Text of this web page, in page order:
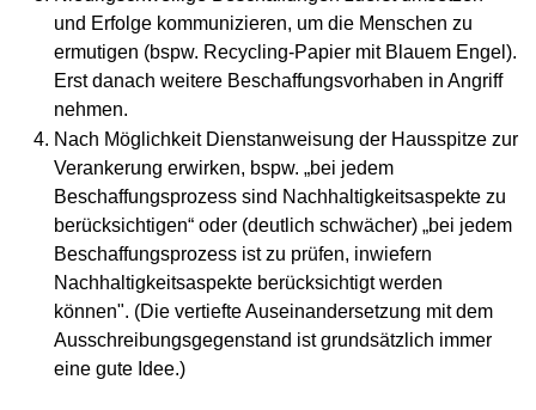
und Erfolge kommunizieren, um die Menschen zu
ermutigen (bspw. Recycling-Papier mit Blauem Engel).
Erst danach weitere Beschaffungsvorhaben in Angriff
nehmen.
Nach Möglichkeit Dienstanweisung der Hausspitze zur
Verankerung erwirken, bspw. „bei jedem
Beschaffungsprozess sind Nachhaltigkeitsaspekte zu
berücksichtigen“ oder (deutlich schwächer) „bei jedem
Beschaffungsprozess ist zu prüfen, inwiefern
Nachhaltigkeitsaspekte berücksichtigt werden
können". (Die vertiefte Auseinandersetzung mit dem
Ausschreibungsgegenstand ist grundsätzlich immer
eine gute Idee.)